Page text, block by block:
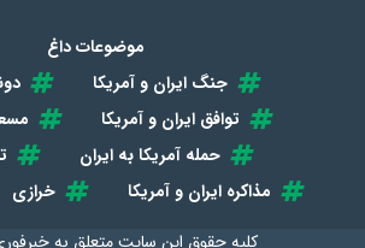
موضوعات داغ
جنگ ایران و آمریکا
توافق ایران و آمریکا
حمله آمریکا به ایران
مذاکره ایران و آمریکا
خرازی
کلیه حقوق این سایت متعلق به